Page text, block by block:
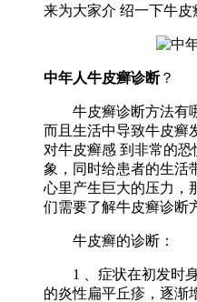
来为大家介 绍一下牛
中年人牛皮癣诊断？
牛皮癣诊断方法有哪
而且生活中导致牛皮癣
对牛皮癣感 到非常的
象，同时给患者的生活
心里产生巨大的压力，
们需要了解牛皮癣诊断
牛皮癣的诊断：
1 、症状在初发时身
的炎性扁平丘疹，逐渐